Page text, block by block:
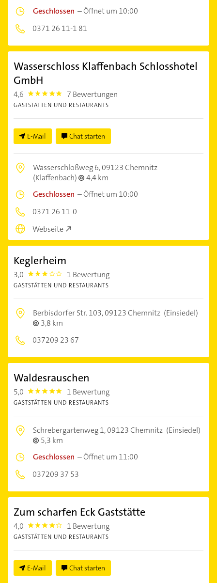
Geschlossen –Öffnet um 10:00
0371 26 11-1 81
Wasserschloss Klaffenbach Schlosshotel
GmbH
4,6 4.6 7 Bewertungen
GASTSTÄTTEN UND RESTAURANTS
E-Mail Chat starten
Wasserschloßweg 6,09123 Chemnitz
(Klaffenbach)
4,4 km
Geschlossen –Öffnet um 10:00
0371 26 11-0
Webseite
Keglerheim
3,0 3.0 1 Bewertung
GASTSTÄTTEN UND RESTAURANTS
Berbisdorfer Str. 103,09123 Chemnitz (Einsiedel)
3,8 km
037209 23 67
Waldesrauschen
5,0 5.0 1 Bewertung
GASTSTÄTTEN UND RESTAURANTS
Schrebergartenweg 1,09123 Chemnitz (Einsiedel)
5,3 km
Geschlossen –Öffnet um 11:00
037209 37 53
Zum scharfen Eck Gaststätte
4,0 4.0 1 Bewertung
GASTSTÄTTEN UND RESTAURANTS
E-Mail Chat starten